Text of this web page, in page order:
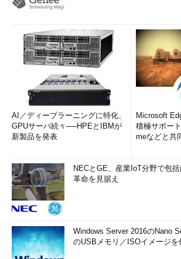
AI／ディープラーニングに特化、
GPUサーバ続々──HPEとIBMが
新製品を発表
Microsoft
積極サポー
meなどと共
NECとGE、産業IoT分野で包
革命を見据え
Windows Server 2016のNano
のUSBメモリ／ISOイメージを